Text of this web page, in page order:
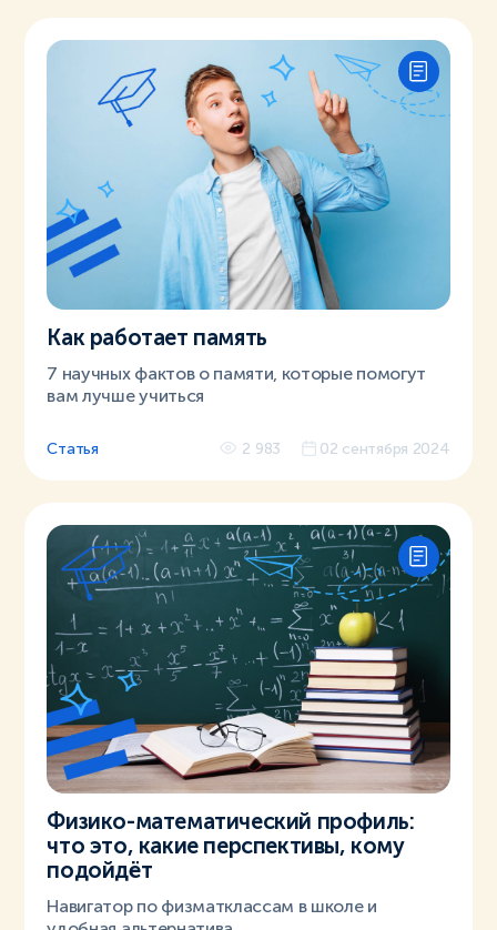
Как работает память
7 научных фактов о памяти, которые помогут
вам лучше учиться
Статья 2 983 02 сентября 2024
Физико-математический профиль:
что это, какие перспективы, кому
подойдёт
Навигатор по физматклассам в школе и